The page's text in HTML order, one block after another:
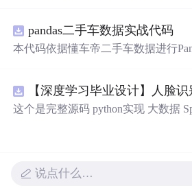
退税相关数据 数据年份：2013-2021年 02、相关数据 证券
代码、证券简称、会计期间、上市日
名称、post、treat、treat*post。
pandas二手车数据实战代码
本代码依据懂车帝二手车数据进行
这个是完整源码 python实现 大数据
础环节。长期以来，IC 卡、密码键
单位中广泛使用，但存在卡片易丢
说点什么…